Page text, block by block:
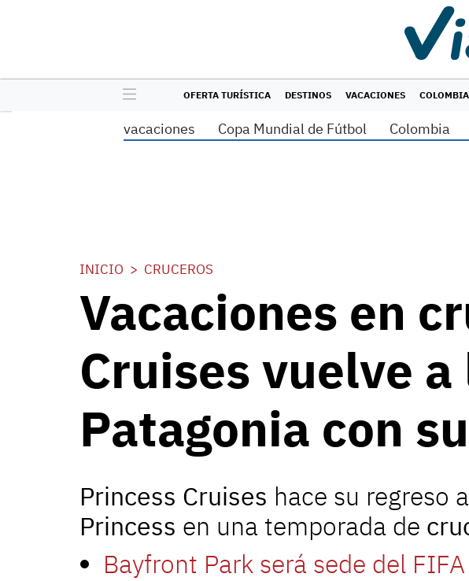
OFERTA TURÍSTICA DESTINOS VACACIONES COLOMBIA
vacaciones Copa Mundial de Fútbol Colombia
INICIO CRUCEROS
Vacaciones en
Cruises vuelve
Patagonia con
Princess Cruises hace su regreso
Princess en una temporada de
Bayfront Park será sede del